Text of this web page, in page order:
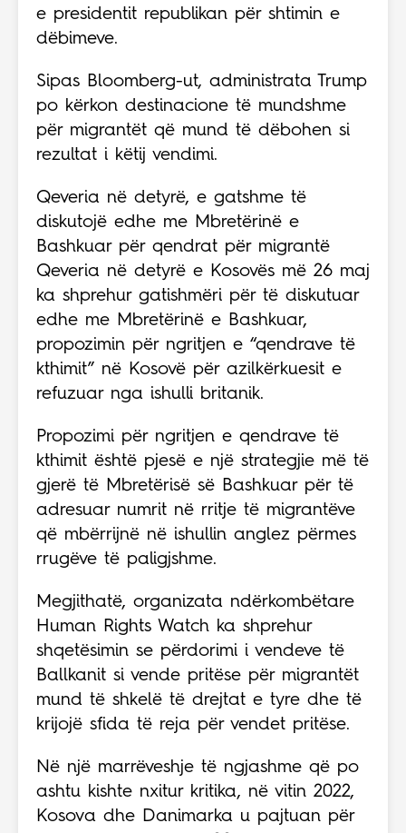
e presidentit republikan për shtimin e
dëbimeve.
Sipas Bloomberg-ut, administrata Trump
po kërkon destinacione të mundshme
për migrantët që mund të dëbohen si
rezultat i këtij vendimi.
Qeveria në detyrë, e gatshme të
diskutojë edhe me Mbretërinë e
Bashkuar për qendrat për migrantë
Qeveria në detyrë e Kosovës më 26 maj
ka shprehur gatishmëri për të diskutuar
edhe me Mbretërinë e Bashkuar,
propozimin për ngritjen e “qendrave të
kthimit” në Kosovë për azilkërkuesit e
refuzuar nga ishulli britanik.
Propozimi për ngritjen e qendrave të
kthimit është pjesë e një strategjie më të
gjerë të Mbretërisë së Bashkuar për të
adresuar numrit në rritje të migrantëve
që mbërrijnë në ishullin anglez përmes
rrugëve të paligjshme.
Megjithatë, organizata ndërkombëtare
Human Rights Watch ka shprehur
shqetësimin se përdorimi i vendeve të
Ballkanit si vende pritëse për migrantët
mund të shkelë të drejtat e tyre dhe të
krijojë sfida të reja për vendet pritëse.
Në një marrëveshje të ngjashme që po
ashtu kishte nxitur kritika, në vitin 2022,
Kosova dhe Danimarka u pajtuan për